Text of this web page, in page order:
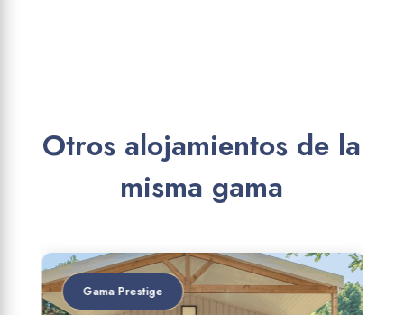
Otros alojamientos de la
misma gama
Gama Prestige